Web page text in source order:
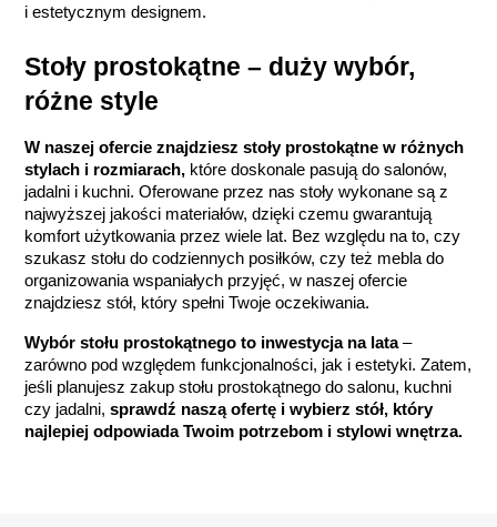
i estetycznym designem.
Stoły prostokątne – duży wybór,
różne style
W naszej ofercie znajdziesz stoły prostokątne w różnych
stylach i rozmiarach, które doskonale pasują do salonów,
jadalni i kuchni. Oferowane przez nas stoły wykonane są z
najwyższej jakości materiałów, dzięki czemu gwarantują
komfort użytkowania przez wiele lat. Bez względu na to, czy
szukasz stołu do codziennych posiłków, czy też mebla do
organizowania wspaniałych przyjęć, w naszej ofercie
znajdziesz stół, który spełni Twoje oczekiwania.
Wybór stołu prostokątnego to inwestycja na lata –
zarówno pod względem funkcjonalności, jak i estetyki. Zatem,
jeśli planujesz zakup stołu prostokątnego do salonu, kuchni
czy jadalni, sprawdź naszą ofertę i wybierz stół, który
najlepiej odpowiada Twoim potrzebom i stylowi wnętrza.